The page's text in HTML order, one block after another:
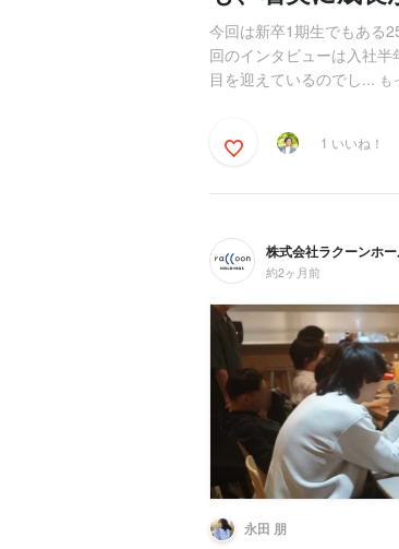
今回は新卒1期生でもある
回のインタビューは入社
目を迎えているのでし... も
1 いいね！
株式会社ラクーンホ
約2ヶ月前
永田 朋